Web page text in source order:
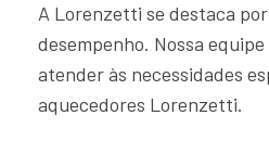
A Lorenzetti se destaca
desempenho. Nossa
atender às necessidades
aquecedores Lorenzetti.